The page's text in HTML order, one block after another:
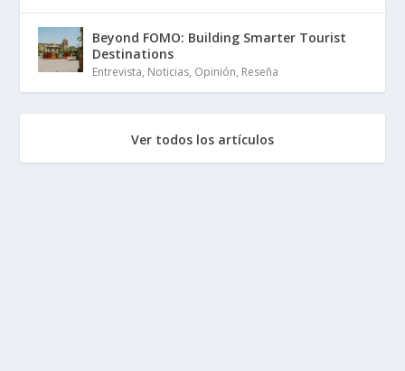
Beyond FOMO: Building Smarter Tourist
Destinations
Entrevista, Noticias, Opinión, Reseña
Ver todos los artículos